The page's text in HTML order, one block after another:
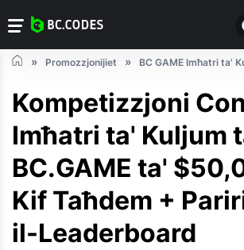
Promozzjonijiet BC GAME Imħatri ta'
Kompetizzjoni
Imħatri ta' Kuljum
BC.GAME ta'
Kif Taħdem +
il-Leaderboard